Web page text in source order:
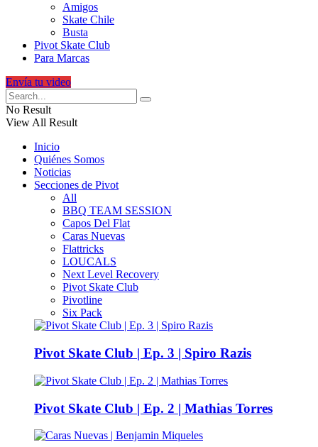
Amigos
Skate Chile
Busta
Pivot Skate Club
Para Marcas
Envía tu video
No Result
View All Result
Inicio
Quiénes Somos
Noticias
Secciones de Pivot
All
BBQ TEAM SESSION
Capos Del Flat
Caras Nuevas
Flattricks
LOUCALS
Next Level Recovery
Pivot Skate Club
Pivotline
Six Pack
Pivot Skate Club | Ep. 3 | Spiro Razis
Pivot Skate Club | Ep. 2 | Mathias Torres